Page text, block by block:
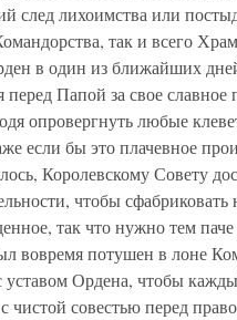
след лихоимства или
так и всего
в один из ближайших
перед Папой за свое
опровергнуть любые
если бы это плачевное
Королевскому Совету
чтобы сфабриковать
так что нужно тем паче
вовремя потушен в лоне
уставом Ордена, чтобы
чистой совестью перед